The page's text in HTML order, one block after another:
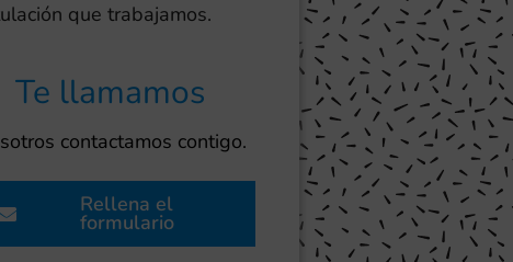
que trabajamos.
Te llamamos
contactamos contigo.
Rellena el
formulario